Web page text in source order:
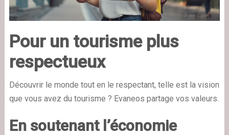
Pour un tourisme plus
respectueux
Découvrir le monde tout en le respectant, telle est la vision
que vous avez du tourisme ? Evaneos partage vos valeurs.
En soutenant l’économie